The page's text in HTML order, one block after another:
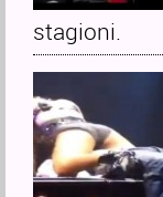
stagioni.